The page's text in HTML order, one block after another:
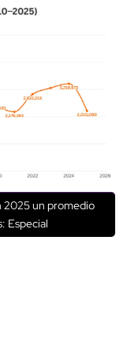
2025 un promedio
Especial